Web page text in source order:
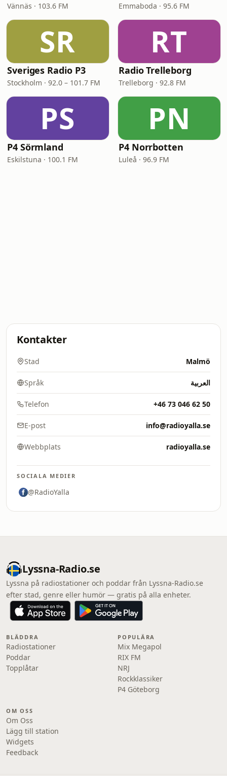
Vännäs · 103.6 FM Emmaboda · 95.6 FM
SR
Sveriges Radio P3
Stockholm · 92.0 – 101.7 FM
RT
Radio Trelleborg
Trelleborg · 92.8 FM
PS
P4 Sörmland
Eskilstuna · 100.1 FM
PN
P4 Norrbotten
Luleå · 96.9 FM
Kontakter
Stad Malmö
Språk العربية
Telefon +46 73 046 62 50
E-post info@radioyalla.se
Webbplats radioyalla.se
SOCIALA MEDIER
@RadioYalla
Lyssna-Radio.se
Lyssna på radiostationer och poddar från Lyssna-Radio.se
efter stad, genre eller humör — gratis på alla enheter.
BLÄDDRA
Radiostationer
Poddar
Topplåtar
POPULÄRA
Mix Megapol
RIX FM
NRJ
Rockklassiker
P4 Göteborg
OM OSS
Om Oss
Lägg till station
Widgets
Feedback